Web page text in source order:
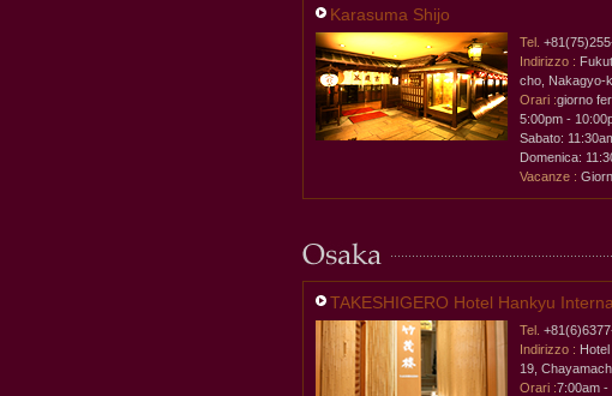
Karasuma Shijo
Tel.
Indirizzo :
cho, Nakagyo-
Orari :giorno
5:00pm -
Sabato:
Domenica:
Vacanze :
TAKESHIGERO Hotel Hankyu
Tel.
Indirizzo :
19,
Orari :7:00am -